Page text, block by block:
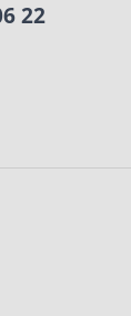
22